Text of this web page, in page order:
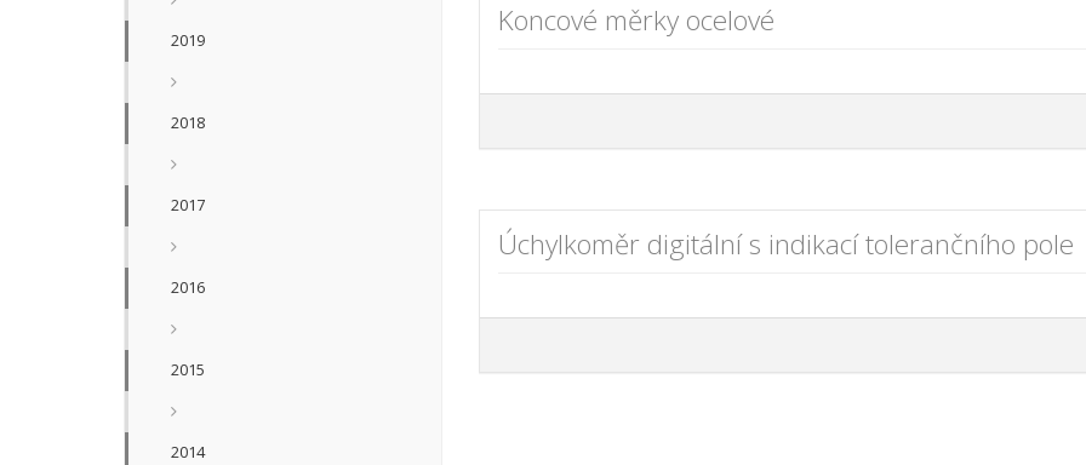
2019
2018
2017
2016
2015
2014
Koncové měrky ocelové
Úchylkoměr digitální s indikací tolerančního pole